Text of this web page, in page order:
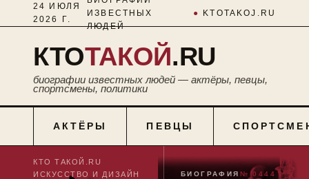
24 ИЮЛЯ
2026 Г.
ИЗВЕСТНЫХ
ЛЮДЕЙ
● KTOTAKOJ.RU
КТОТАКОЙ.RU
биографии известных людей — актёры, певцы,
спортсмены, политики
АКТЁРЫ ПЕВЦЫ
КТО ТАКОЙ.RU
ИСКУССТВО И ДИЗАЙН
БИОГРАФИЯ № 0444